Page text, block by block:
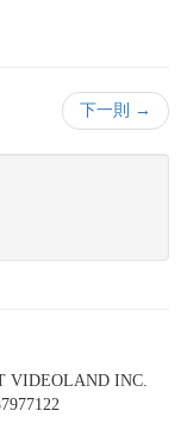
下一則 →
VIDEOLAND INC.